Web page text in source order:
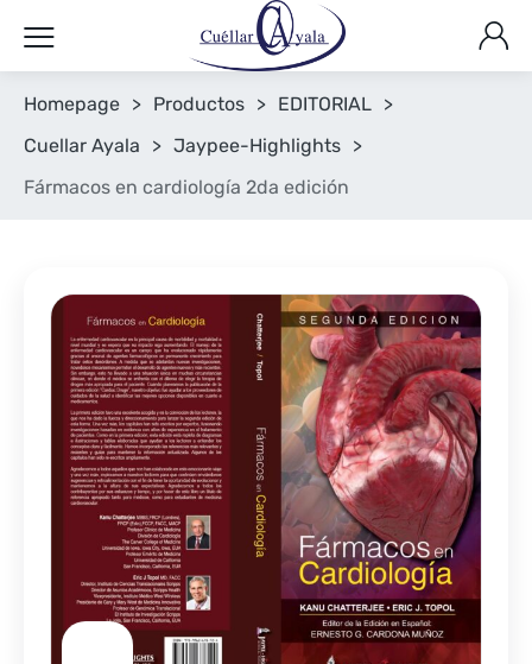
Homepage > Productos > EDITORIAL >
Cuellar Ayala
> Jaypee-Highlights >
Fármacos en cardiología 2da edición